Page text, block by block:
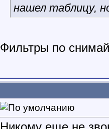
нашел таблицу,
Фильтры по